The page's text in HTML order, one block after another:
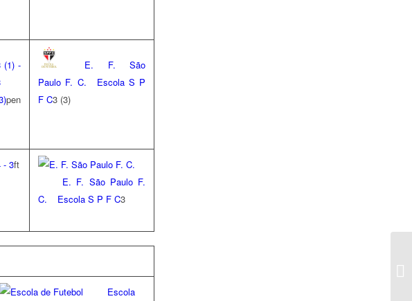
(1) -
pen
E. F. São
Paulo F. C.
Escola S P
F C3 (3)
- 3ft
E. F. São Paulo F.
C.
Escola S P F C3
Escola